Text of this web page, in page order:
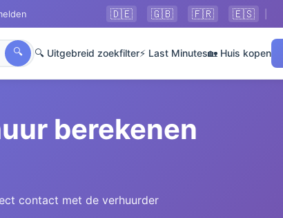
🇩🇪 🇬🇧 🇫🇷 🇪🇸
🔍 🔍 Uitgebreid zoekfilter⚡ Last Minutes🏡 Huis kopen
berekenen
contact met de verhuurder